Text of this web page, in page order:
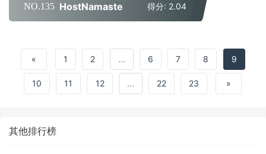
NO.135 HostNamaste 得分: 2.04
« 1 2 ... 6 7 8 9
10 11 12 ... 22 23 »
其他排行榜